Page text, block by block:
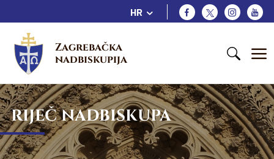
HR
Zagrebačka
nadbiskupija
RIJEČ NADBISKUPA